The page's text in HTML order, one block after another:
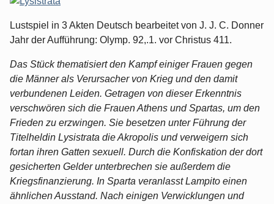
Lustspiel in 3 Akten Deutsch bearbeitet von J. J. C. Donner
Jahr der Aufführung: Olymp. 92,.1. vor Christus 411.
Das Stück thematisiert den Kampf einiger Frauen gegen
die Männer als Verursacher von Krieg und den damit
verbundenen Leiden. Getragen von dieser Erkenntnis
verschwören sich die Frauen Athens und Spartas, um den
Frieden zu erzwingen. Sie besetzen unter Führung der
Titelheldin Lysistrata die Akropolis und verweigern sich
fortan ihren Gatten sexuell. Durch die Konfiskation der dort
gesicherten Gelder unterbrechen sie außerdem die
Kriegsfinanzierung. In Sparta veranlasst Lampito einen
ähnlichen Ausstand. Nach einigen Verwicklungen und